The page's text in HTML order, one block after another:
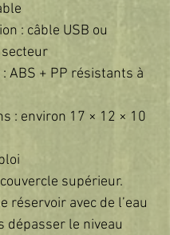
: câble USB ou
ABS + PP résistants à
: environ 17 × 12 × 10
supérieur.
réservoir avec de l’eau
dépasser le niveau